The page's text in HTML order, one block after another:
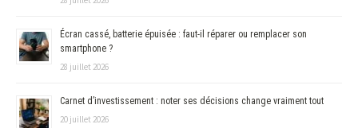
Écran cassé, batterie épuisée : faut-il réparer ou remplacer son
smartphone ?
28 juillet 2026
Carnet d’investissement : noter ses décisions change vraiment tout
20 juillet 2026